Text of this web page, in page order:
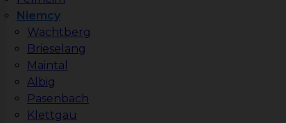
Niemcy
Wachtberg
Brieselang
Maintal
Albig
Pasenbach
Klettgau